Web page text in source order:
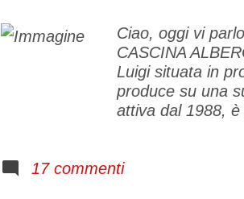
Ciao, oggi vi
CASCINA
Luigi situata in
produce su una
attiva dal 1988,
agricola della
17 commenti